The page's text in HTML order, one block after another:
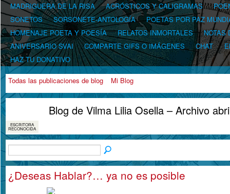
MADRIGUERA DE LA RISA
ACRÓSTICOS Y CALIGRAMAS
SONETOS
SORSONETE-ANTOLOGÍA
POETAS POR PAZ
HOMENAJE POETA Y POESÍA
RELATOS INMORTALES
NOTAS
ANIVERSARIO SVAI
COMPARTE GIFS O IMÁGENES CHAT
HAZ TU DONATIVO
Todas las publicaciones de blog Mi Blog
ESCRITORA
RECONOCIDA
Blog de Vilma Lilia Osella – Archivo
¿Deseas Hablar?… ya no es posible